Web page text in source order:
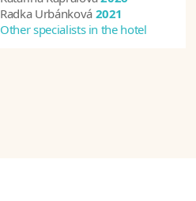
Radka Urbánková 2021
Other specialists in the hotel